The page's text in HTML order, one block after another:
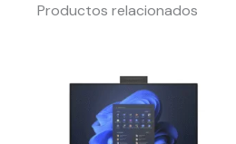
Productos relacionados